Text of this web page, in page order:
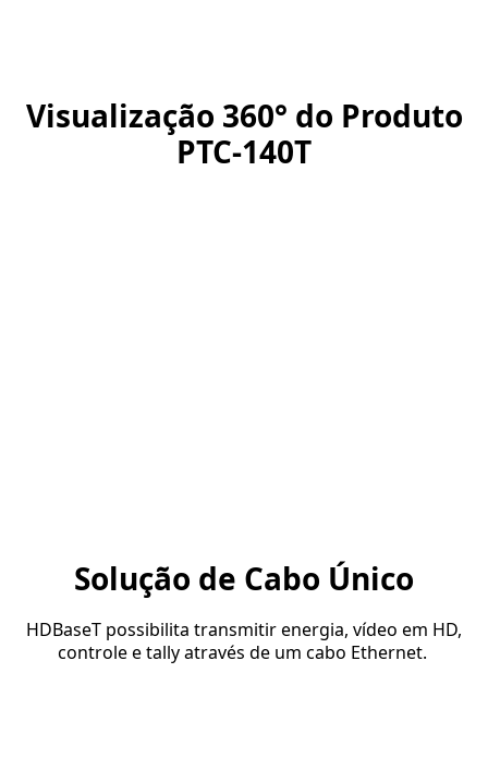
Visualização 360° do Produto
PTC-140T
Solução de Cabo Único
HDBaseT possibilita transmitir energia, vídeo em HD,
controle e tally através de um cabo Ethernet.